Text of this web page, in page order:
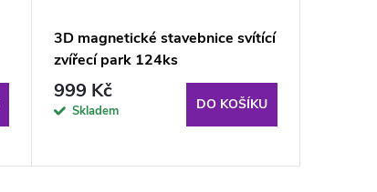
3D magnetické stavebnice svítící
zvířecí park 124ks
999 Kč
Skladem DO KOŠÍKU